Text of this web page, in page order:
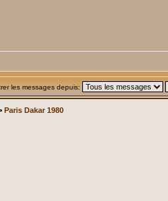
les messages depuis:
Paris Dakar 1980